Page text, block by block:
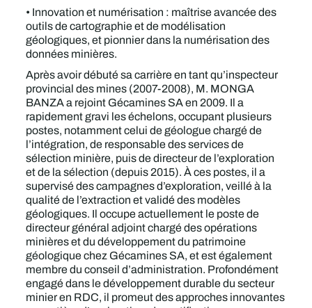
• Innovation et numérisation : maîtrise avancée des
outils de cartographie et de modélisation
géologiques, et pionnier dans la numérisation des
données minières.
Après avoir débuté sa carrière en tant qu’inspecteur
provincial des mines (2007-2008), M. MONGA
BANZA a rejoint Gécamines SA en 2009. Il a
rapidement gravi les échelons, occupant plusieurs
postes, notamment celui de géologue chargé de
l’intégration, de responsable des services de
sélection minière, puis de directeur de l’exploration
et de la sélection (depuis 2015). À ces postes, il a
supervisé des campagnes d’exploration, veillé à la
qualité de l’extraction et validé des modèles
géologiques. Il occupe actuellement le poste de
directeur général adjoint chargé des opérations
minières et du développement du patrimoine
géologique chez Gécamines SA, et est également
membre du conseil d’administration. Profondément
engagé dans le développement durable du secteur
minier en RDC, il promeut des approches innovantes